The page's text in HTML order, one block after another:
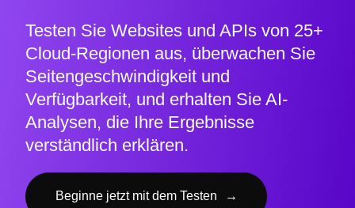
Testen Sie Websites und APIs von 25+
Cloud-Regionen aus, überwachen Sie
Seitengeschwindigkeit und
Verfügbarkeit, und erhalten Sie AI-
Analysen, die Ihre Ergebnisse
verständlich erklären.
Beginne jetzt mit dem Testen →